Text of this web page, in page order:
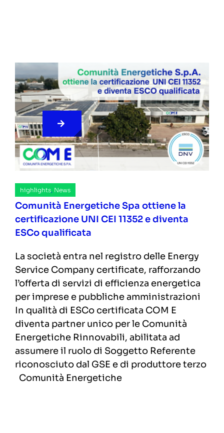
highlights, News
Comunità Energetiche Spa ottiene la
certificazione UNI CEI 11352 e diventa
ESCo qualificata
La società entra nel registro delle Energy
Service Company certificate, rafforzando
l’offerta di servizi di efficienza energetica
per imprese e pubbliche amministrazioni
In qualità di ESCo certificata COM E
diventa partner unico per le Comunità
Energetiche Rinnovabili, abilitata ad
assumere il ruolo di Soggetto Referente
riconosciuto dal GSE e di produttore terzo
Comunità Energetiche